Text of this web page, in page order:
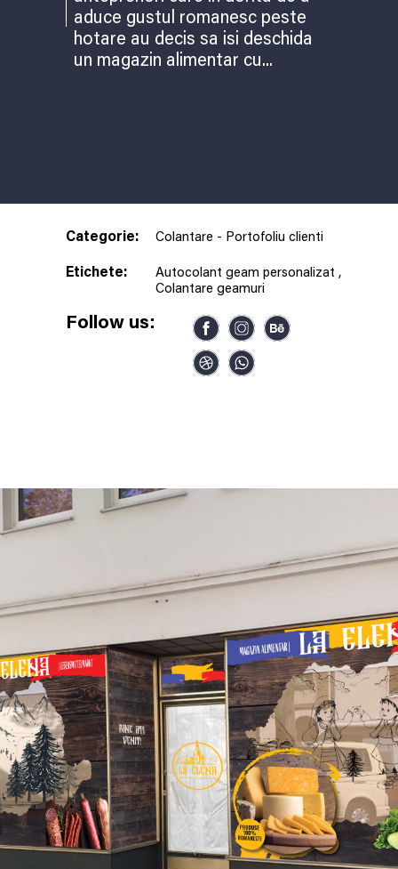
Branding
Creare logo
Design ambalaj produs
Web design Brasov – creare site-uri
profesionale
Totul despre GDPR în România și
implementare reguli GDPR
Trei greșeli majore într-o campanie de
optimizare SEO
aduce gustul romanesc peste
hotare au decis sa isi deschida
un magazin alimentar cu...
Categorie: Colantare - Portofoliu clienti
Etichete: Autocolant geam personalizat ,
Colantare geamuri
Follow us: